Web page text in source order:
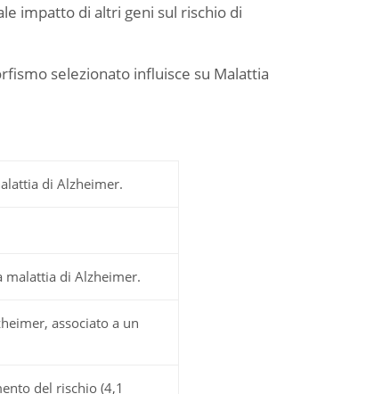
impatto di altri geni sul rischio di
selezionato influisce su Malattia
di Alzheimer.
di Alzheimer.
associato a un
del rischio (4,1